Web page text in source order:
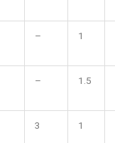
– 1
– 1.5
3 1